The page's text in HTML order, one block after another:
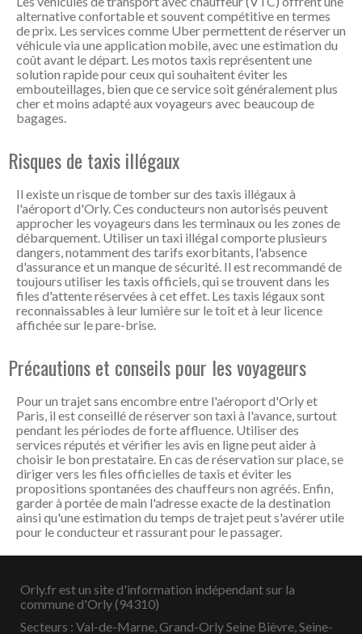
alternative confortable et souvent compétitive en termes
de prix. Les services comme Uber permettent de réserver un
véhicule via une application mobile, avec une estimation du
coût avant le départ. Les motos taxis représentent une
solution rapide pour ceux qui souhaitent éviter les
embouteillages, bien que ce service soit généralement plus
cher et moins adapté aux voyageurs avec beaucoup de
bagages.
Risques de taxis illégaux
Il existe un risque de tomber sur des taxis illégaux à
l'aéroport d'Orly. Ces conducteurs non autorisés peuvent
approcher les voyageurs dans les terminaux ou les zones de
débarquement. Utiliser un taxi illégal comporte plusieurs
dangers, notamment des tarifs exorbitants, l'absence
d'assurance et un manque de sécurité. Il est recommandé de
toujours utiliser les taxis officiels, qui se trouvent dans les
files d'attente réservées à cet effet. Les taxis légaux sont
reconnaissables à leur lumière sur le toit et à leur licence
affichée sur le pare-brise.
Précautions et conseils pour les voyageurs
Pour un trajet sans encombre entre l'aéroport d'Orly et
Paris, il est conseillé de réserver son taxi à l'avance, surtout
pendant les périodes de forte affluence. Utiliser des
services réputés et vérifier les avis en ligne peut aider à
choisir le bon prestataire. En cas de réservation sur place, se
diriger vers les files officielles de taxis et éviter les
propositions spontanées des chauffeurs non agréés. Enfin,
garder à portée de main l'adresse exacte de la destination
ainsi qu'une estimation du temps de trajet peut s'avérer utile
pour le conducteur et rassurant pour le passager.
Orly.fr est un site d'information indépendant sur la
commune d'Orly (94310)
Secteurs : Val-de-Marne, Grand-Orly Seine Bièvre, Seine-